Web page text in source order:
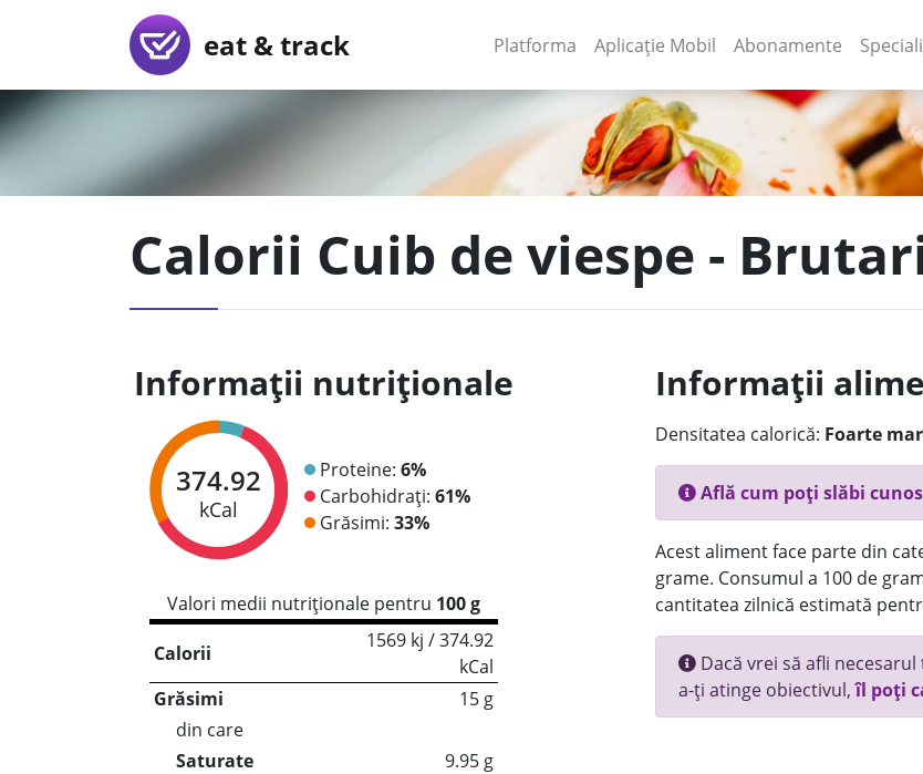
eat & track Platforma (current)
Aplicație Mobil (current)
Abonamente
Calorii Cuib de viespe -
Informații nutriționale
374.92
kCal
Proteine: 6%
Carbohidrați: 61%
Grăsimi: 33%
Valori medii nutriționale pentru 100 g
Calorii
1569 kj / 374.92
kCal
Grăsimi
15 g
din care
Saturate
9.95 g
Informații
Densitatea calorică: Foarte
Află cum poți slăbi
Acest aliment face parte din
grame. Consumul a 100 de
cantitatea zilnică estimată
Dacă vrei să afli
a-ți atinge obiectivul,îl poți